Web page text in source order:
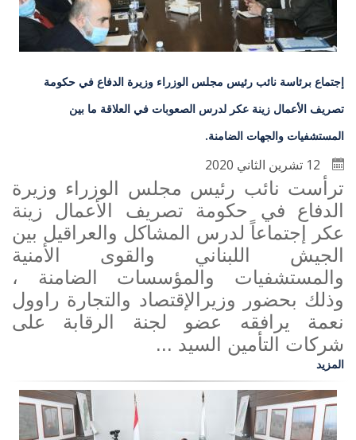
إجتماع برئاسة نائب رئيس مجلس الوزراء وزيرة الدفاع في حكومة
تصريف الأعمال زينة عكر لدرس الصعوبات في العلاقة ما بين
المستشفيات والجهات الضامنة.
ترأست نائب رئيس مجلس الوزراء وزيرة
الدفاع في حكومة تصريف الأعمال زينة
عكر إجتماعاً لدرس المشاكل والعراقيل بين
الجيش اللبناني والقوى الأمنية
والمستشفيات والمؤسسات الضامنة ،
وذلك بحضور وزيرالإقتصاد والتجارة راوول
نعمة يرافقه عضو لجنة الرقابة على
شركات التأمين السيد ...
المزيد